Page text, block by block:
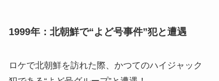
1999年：北朝鮮で“よど号事件”犯と遭遇
ロケで北朝鮮を訪れた際、かつてのハイジャック